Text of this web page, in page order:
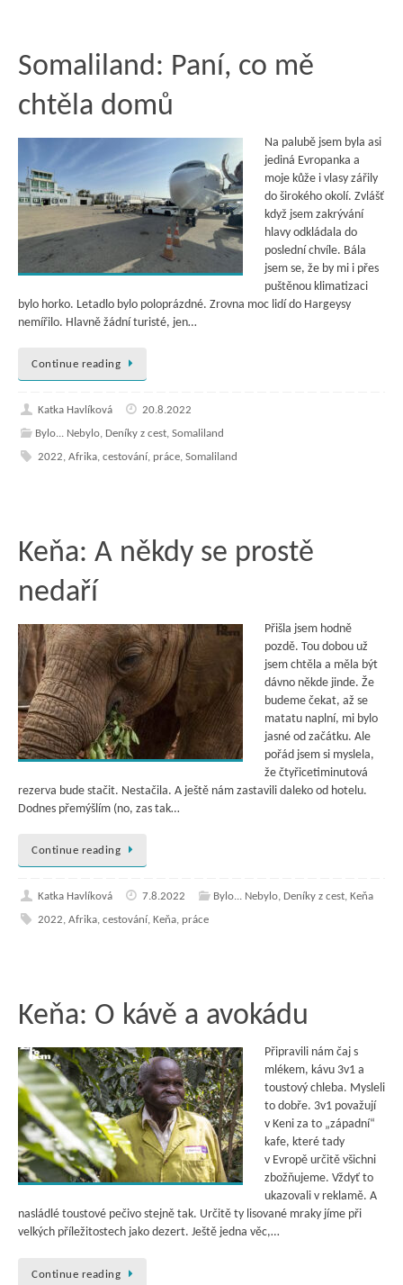
Somaliland: Paní, co mě
chtěla domů
Na palubě jsem byla asi
jediná Evropanka a
moje kůže i vlasy zářily
do širokého okolí. Zvlášť
když jsem zakrývání
hlavy odkládala do
poslední chvíle. Bála
jsem se, že by mi i přes
puštěnou klimatizaci
bylo horko. Letadlo bylo poloprázdné. Zrovna moc lidí do Hargeysy
nemířilo. Hlavně žádní turisté, jen…
Continue reading
Katka Havlíková
20.8.2022
Bylo... Nebylo, Deníky z cest, Somaliland
2022, Afrika, cestování, práce, Somaliland
Keňa: A někdy se prostě
nedaří
Přišla jsem hodně
pozdě. Tou dobou už
jsem chtěla a měla být
dávno někde jinde. Že
budeme čekat, až se
matatu naplní, mi bylo
jasné od začátku. Ale
pořád jsem si myslela,
že čtyřicetiminutová
rezerva bude stačit. Nestačila. A ještě nám zastavili daleko od hotelu.
Dodnes přemýšlím (no, zas tak…
Continue reading
Katka Havlíková 7.8.2022 Bylo... Nebylo, Deníky z cest, Keňa
2022, Afrika, cestování, Keňa, práce
Keňa: O kávě a avokádu
Připravili nám čaj s
mlékem, kávu 3v1 a
toustový chleba. Mysleli
to dobře. 3v1 považují
v Keni za to „západní“
kafe, které tady
v Evropě určitě všichni
zbožňujeme. Vždyť to
ukazovali v reklamě. A
nasládlé toustové pečivo stejně tak. Určitě ty lisované mraky jíme při
velkých příležitostech jako dezert. Ještě jedna věc,…
Continue reading